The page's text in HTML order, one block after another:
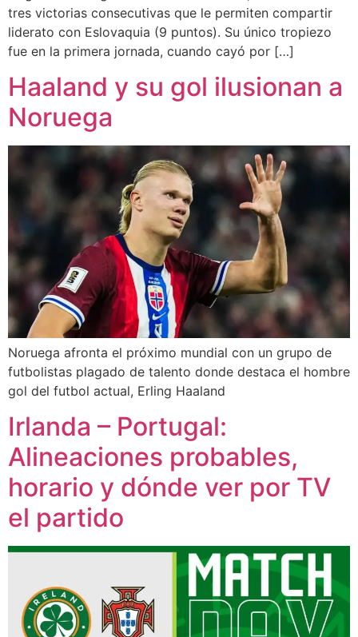
tres victorias consecutivas que le permiten compartir
liderato con Eslovaquia (9 puntos). Su único tropiezo
fue en la primera jornada, cuando cayó por […]
Haaland y su gol ilusionan a
Noruega
Noruega afronta el próximo mundial con un grupo de
futbolistas plagado de talento donde destaca el hombre
gol del futbol actual, Erling Haaland
Irlanda – Portugal:
Alineaciones probables,
horario y dónde ver por TV
el partido